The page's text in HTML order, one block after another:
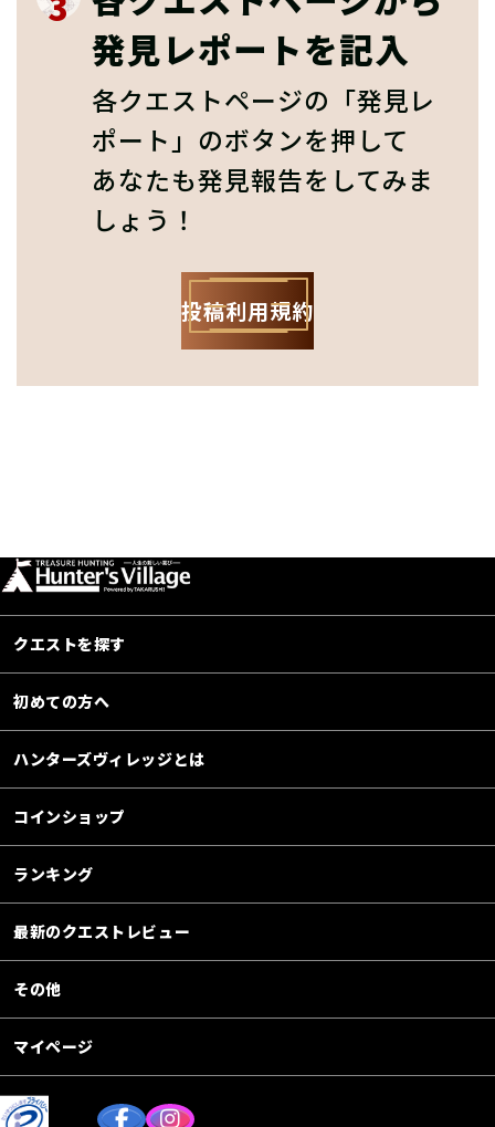
発見レポートを記入
各クエストページの「発見レ
ポート」のボタンを押して
あなたも発見報告をしてみま
しょう！
投稿利用規約
クエストを探す
初めての方へ
ハンターズヴィレッジとは
コインショップ
ランキング
最新のクエストレビュー
その他
マイページ